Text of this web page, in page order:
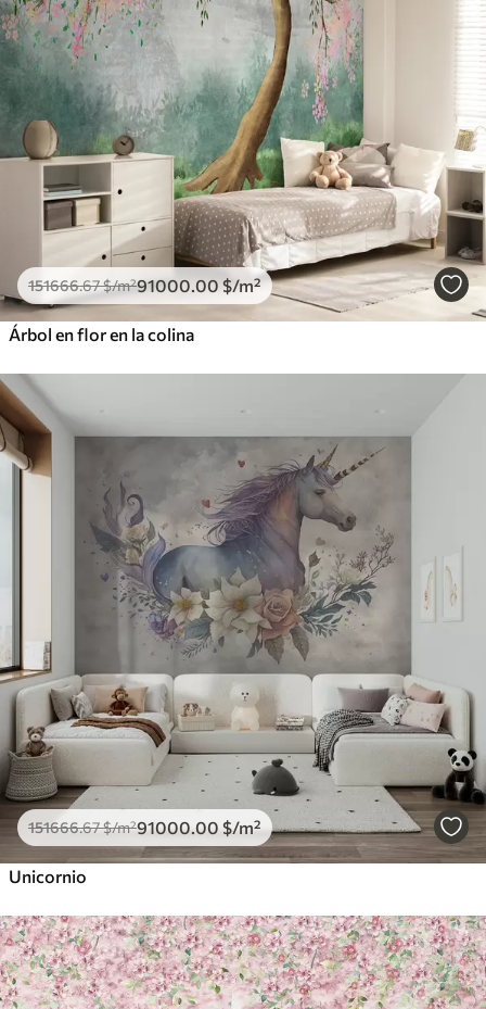
151666.67$/m²91000 .00 $/m²
Árbol en flor en la colina
151666.67$/m²91000.00 $/m²
Unicornio